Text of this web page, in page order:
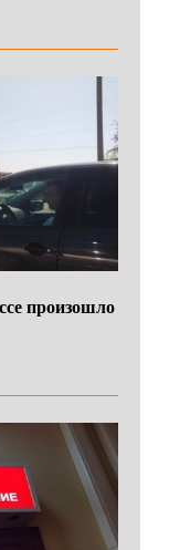
произошло